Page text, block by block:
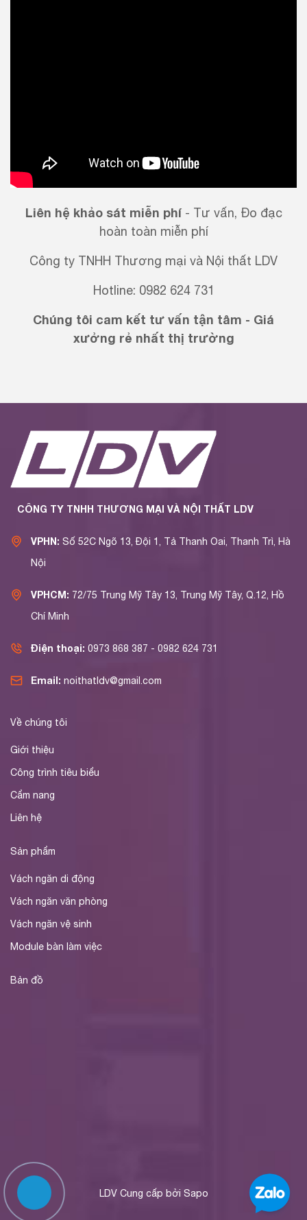
Liên hệ khảo sát miễn phí- Tư vấn, Đo đạc
hoàn toàn miễn phí
Công ty TNHH Thương mại và Nội thất LDV
Hotline: 0982 624 731
Chúng tôi cam kết tư vấn tận tâm - Giá
xưởng rẻ nhất thị trường
CÔNG TY TNHH THƯƠNG MẠI VÀ NỘI THẤT LDV
VPHN: Số 52C Ngõ 13, Đội 1, Tả Thanh Oai, Thanh Trì, Hà
Nội
VPHCM: 72/75 Trung Mỹ Tây 13, Trung Mỹ Tây, Q.12, Hồ
Chí Minh
Điện thoại: 0973 868 387 - 0982 624 731
Email: noithatldv@gmail.com
Về chúng tôi
Giới thiệu
Công trình tiêu biểu
Cẩm nang
Liên hệ
Sản phẩm
Vách ngăn di động
Vách ngăn văn phòng
Vách ngăn vệ sinh
Module bàn làm việc
Bản đồ
LDV Cung cấp bởi Sapo